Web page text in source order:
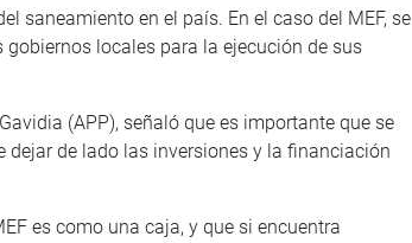
saneamiento en el país. En el caso del MEF, se
locales para la ejecución de sus
(APP), señaló que es importante que se
dejar de lado las inversiones y la financiación
es como una caja, y que si encuentra